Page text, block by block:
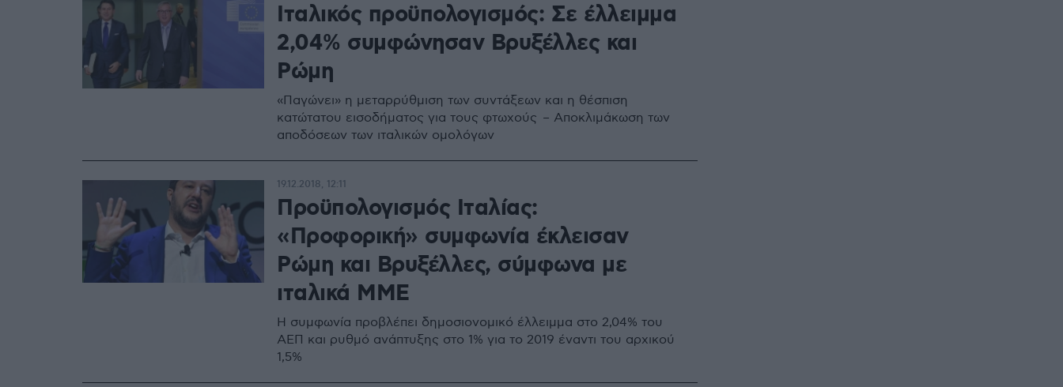
Ιταλικός προϋπολογισμός: Σε έλλειμμα
2,04% συμφώνησαν Βρυξέλλες και
Ρώμη
«Παγώνει» η μεταρρύθμιση των συντάξεων και η θέσπιση
κατώτατου εισοδήματος για τους φτωχούς – Αποκλιμάκωση των
αποδόσεων των ιταλικών ομολόγων
Προϋπολογισμός Ιταλίας:
«Προφορική» συμφωνία έκλεισαν
Ρώμη και Βρυξέλλες, σύμφωνα με
ιταλικά ΜΜΕ
Η συμφωνία προβλέπει δημοσιονομικό έλλειμμα στο 2,04% του
ΑΕΠ και ρυθμό ανάπτυξης στο 1% για το 2019 έναντι του αρχικού
1,5%
19.12.2018, 12:11